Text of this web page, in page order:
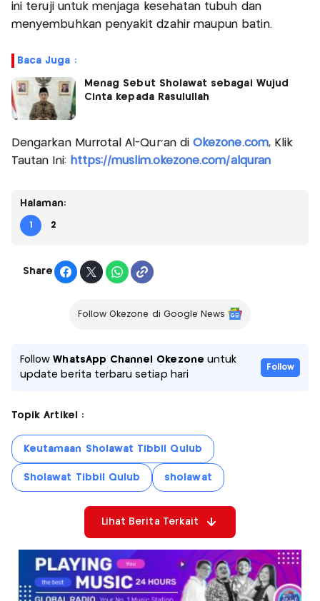
ini teruji untuk menjaga kesehatan tubuh dan
menyembuhkan penyakit dzahir maupun batin.
Baca Juga :
Menag Sebut Sholawat sebagai Wujud
Cinta kepada Rasulullah
Dengarkan Murrotal Al-Qur'an diOkezone.com, Klik
Tautan Ini: https://muslim.okezone.com/alquran
Halaman:
1 2
Share
Follow Okezone di Google News
FollowWhatsApp Channel Okezone untuk
update berita terbaru setiap hari
Follow
Topik Artikel :
Keutamaan Sholawat Tibbil Qulub
Sholawat Tibbil Qulub sholawat
Lihat Berita Terkait